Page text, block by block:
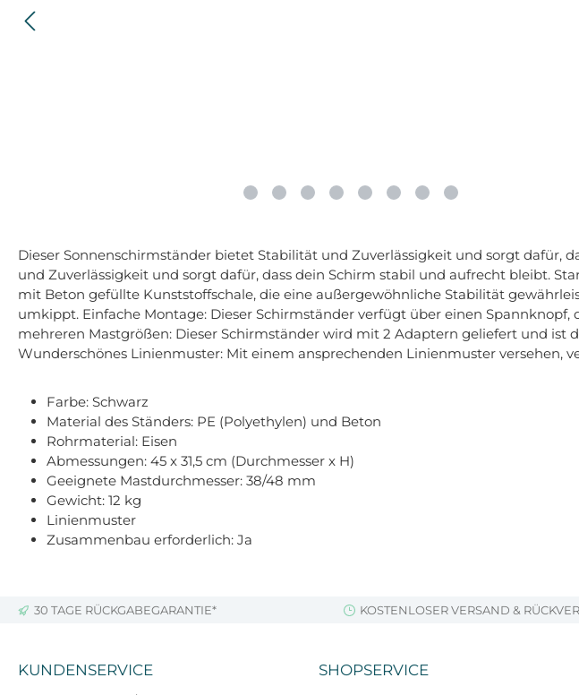
Dieser Sonnenschirmständer bietet Stabilität und Zuverlässigkeit und sorgt dafür,
und Zuverlässigkeit und sorgt dafür, dass dein Schirm stabil und aufrecht bleibt.
mit Beton gefüllte Kunststoffschale, die eine außergewöhnliche Stabilität
umkippt. Einfache Montage: Dieser Schirmständer verfügt über einen
mehreren Mastgrößen: Dieser Schirmständer wird mit 2 Adaptern geliefert und
Wunderschönes Linienmuster: Mit einem ansprechenden Linienmuster versehen,
Farbe: Schwarz
Material des Ständers: PE (Polyethylen) und Beton
Rohrmaterial: Eisen
Abmessungen: 45 x 31,5 cm (Durchmesser x H)
Geeignete Mastdurchmesser: 38/48 mm
Gewicht: 12 kg
Linienmuster
Zusammenbau erforderlich: Ja
30 TAGE RÜCKGABEGARANTIE* KOSTENLOSER VERSAND &
KUNDENSERVICE SHOPSERVICE